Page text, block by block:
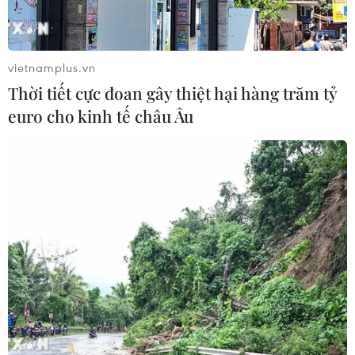
trọng. Nơi thắp hương, nến, hóa sớ được nhà
chùa và Ban Tổ chức bố trí đảm bảo an toàn,
tránh xảy ra cháy nổ.
Du khách đi lễ cầu may tại động Hương Tích. (Ảnh: TTXVN
phát)
vietnamplus.vn
Thời tiết cực đoan gây thiệt hại hàng trăm tỷ
euro cho kinh tế châu Âu